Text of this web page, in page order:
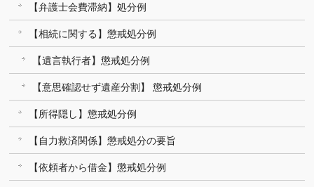
【弁護士会費滞納】処分例
【相続に関する】懲戒処分例
【遺言執行者】懲戒処分例
【意思確認せず遺産分割】 懲戒処分例
【所得隠し】懲戒処分例
【自力救済関係】懲戒処分の要旨
【依頼者から借金】懲戒処分例